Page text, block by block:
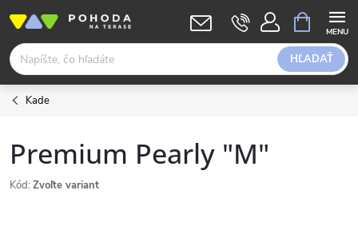
obsah
HĽADAŤ
KOŠÍK
Kade
Premium Pearly "M"
Kód: Zvoľte variant